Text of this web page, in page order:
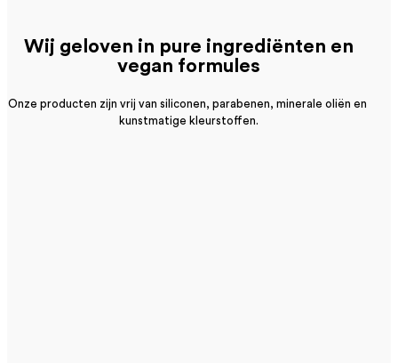
Wij geloven in pure ingrediënten en
vegan formules
Onze producten zijn vrij van siliconen, parabenen, minerale oliën en
kunstmatige kleurstoffen.